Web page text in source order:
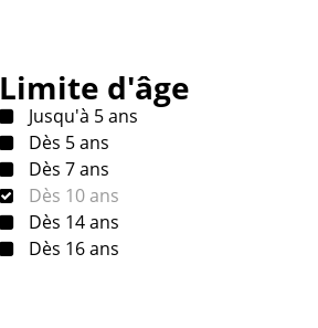
Limite d'âge
Jusqu'à 5 ans
Dès 5 ans
Dès 7 ans
Dès 10 ans
Dès 14 ans
Dès 16 ans